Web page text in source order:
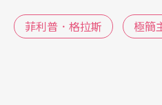
跨界合作，整題藝術的再
菲利普．格拉斯 極簡